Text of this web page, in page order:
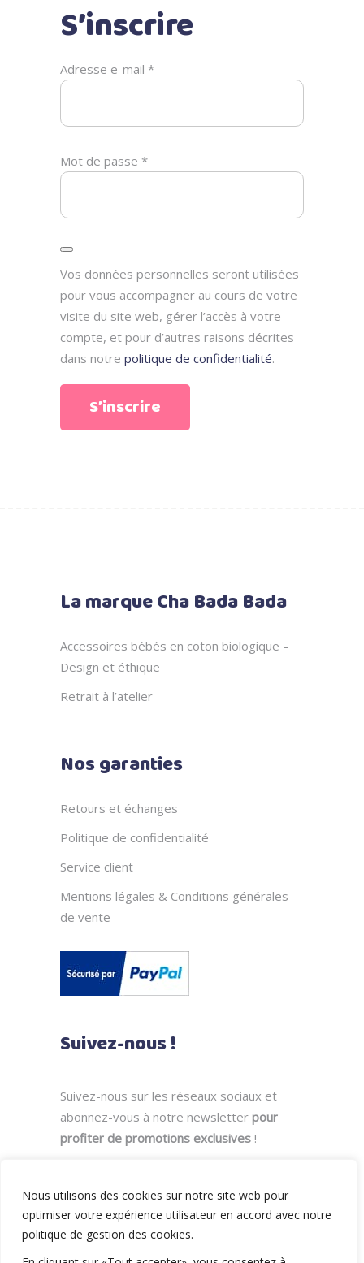
Nous utilisons des cookies sur notre site web pour
optimiser votre expérience utilisateur en accord avec notre
politique de gestion des cookies.
S’inscrire
Adresse e-mail *Obligatoire
Mot de passe *Obligatoire
Vos données personnelles seront utilisées
pour vous accompagner au cours de votre
visite du site web, gérer l’accès à votre
compte, et pour d’autres raisons décrites
dans notre politique de confidentialité.
S’inscrire
La marque Cha Bada Bada
Accessoires bébés en coton biologique –
Design et éthique
Retrait à l’atelier
Nos garanties
Retours et échanges
Politique de confidentialité
Service client
Mentions légales & Conditions générales
de vente
Suivez-nous !
Suivez-nous sur les réseaux sociaux et
abonnez-vous à notre newsletter pour
profiter de promotions exclusives !